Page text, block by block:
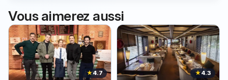
Vous aimerez aussi
★4.7 ★4.3